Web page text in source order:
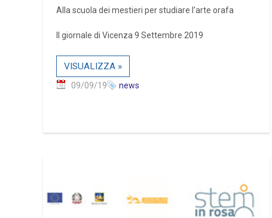
Alla scuola dei mestieri per studiare l'arte orafa
Il giornale di Vicenza 9 Settembre 2019
VISUALIZZA »
09/09/19 news